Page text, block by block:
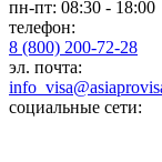
пн-пт: 08:30 - 18:00
телефон:
8 (800) 200-72-28
эл. почта:
социальные сети: